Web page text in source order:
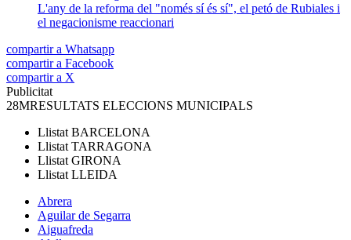
L'any de la reforma del "només sí és sí", el petó de Rubiales i
el negacionisme reaccionari
compartir a Whatsapp
compartir a Facebook
compartir a X
Publicitat
28MRESULTATS ELECCIONS MUNICIPALS
Llistat BARCELONA
Llistat TARRAGONA
Llistat GIRONA
Llistat LLEIDA
Abrera
Aguilar de Segarra
Aiguafreda